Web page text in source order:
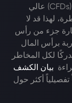
الصرف الأجنبي (الفوركس)، وعقود الفروقات (CFDs) عالي
لهذا قد لا
جزء من رأس
برأس المال
لكل المخاطر
بيان الكشف
أكثر حول